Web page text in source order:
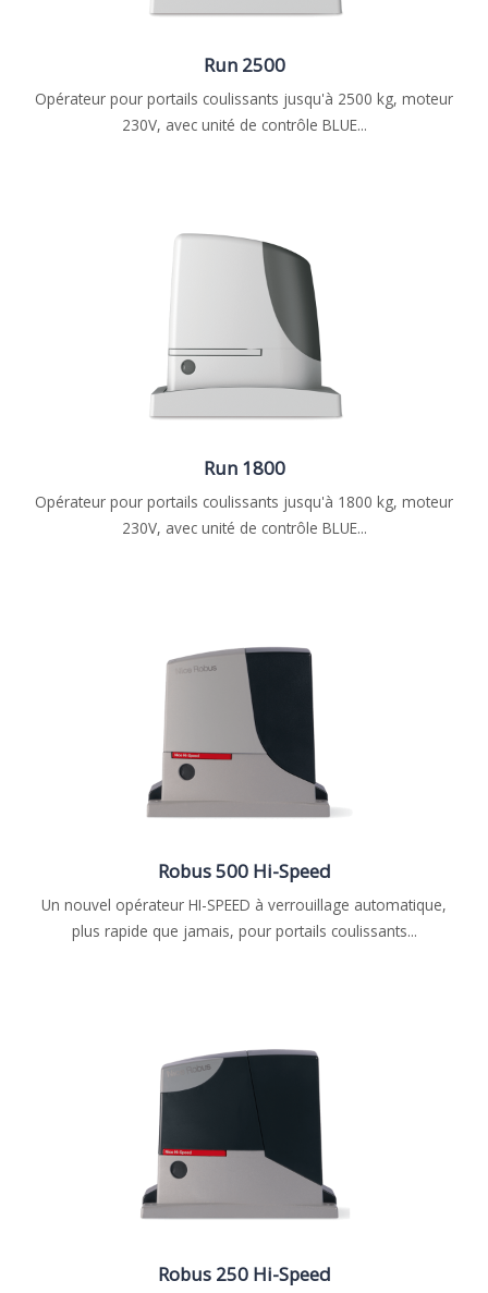
Run 2500
Opérateur pour portails coulissants jusqu'à 2500 kg, moteur
230V, avec unité de contrôle BLUE...
Run 1800
Opérateur pour portails coulissants jusqu'à 1800 kg, moteur
230V, avec unité de contrôle BLUE...
Robus 500 Hi-Speed
Un nouvel opérateur HI-SPEED à verrouillage automatique,
plus rapide que jamais, pour portails coulissants...
Robus 250 Hi-Speed